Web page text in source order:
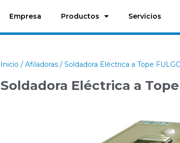
Empresa Productos Servicios
Inicio /Afiladoras / Soldadora Eléctrica a Tope
Soldadora Eléctrica a Tope